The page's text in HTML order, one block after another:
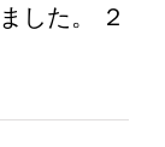
した。 ２